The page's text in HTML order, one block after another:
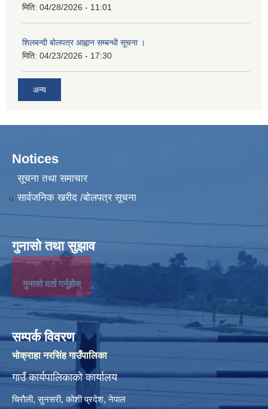
मिति: 04/28/2026 - 11:01
शिलबन्दी बोलपत्र आह्वान सम्बन्धी सूचना ।
मिति: 04/23/2026 - 17:30
अन्य
Notices
सूचना तथा समाचार
सार्वजनिक खरीद /बोलपत्र सूचना
गुनासो तथा सुझाव
गुनासो दर्ता गर्नुहोस्
सम्पर्क विवरण
भोक्राहा नरसिंह गाउँपालिका
गाउँ कार्यपालिकाको कार्यालय
चिरौली, सुनसरी, कोशी प्रदेश, नेपाल